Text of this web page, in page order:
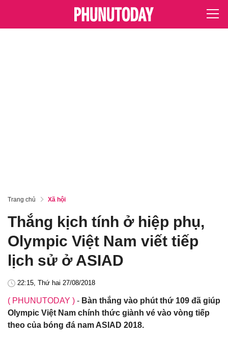
Trang chủ Xã hội
Thắng kịch tính ở hiệp phụ,
Olympic Việt Nam viết tiếp
lịch sử ở ASIAD
22:15, Thứ hai 27/08/2018
( PHUNUTODAY ) - Bàn thắng vào phút thứ 109 đã giúp
Olympic Việt Nam chính thức giành vé vào vòng tiếp
theo của bóng đá nam ASIAD 2018.